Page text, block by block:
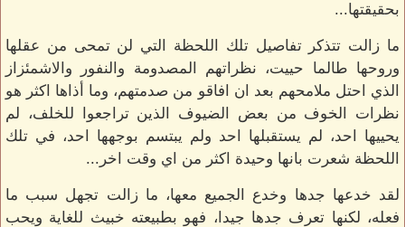
بحقيقتها...
ما زالت تتذكر تفاصيل تلك اللحظة التي لن تمحى من عقلها
وروحها طالما حييت، نظراتهم المصدومة والنفور والاشمئزاز
الذي احتل ملامحهم بعد ان افاقو من صدمتهم، وما أذاها اكثر هو
نظرات الخوف من بعض الضيوف الذين تراجعوا للخلف، لم
يحييها احد، لم يستقبلها احد ولم يبتسم بوجهها احد، في تلك
اللحظة شعرت بانها وحيدة اكثر من اي وقت اخر...
لقد خدعها جدها وخدع الجميع معها، ما زالت تجهل سبب ما
فعله، لكنها تعرف جدها جيدا، فهو بطبيعته خبيث للغاية ويحب